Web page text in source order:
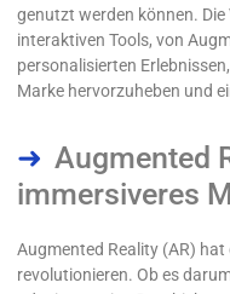
genutzt werden können.
interaktiven Tools, von
personalisierten
Marke hervorzuheben und
Augmented
immersiveres
Augmented Reality (AR)
revolutionieren. Ob es